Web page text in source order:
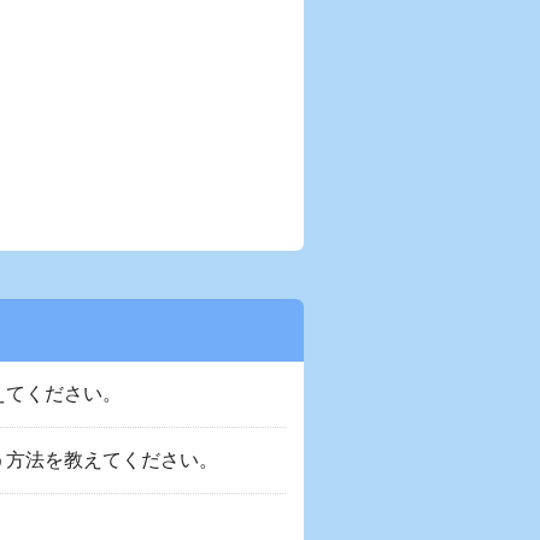
ください。
法を教えてください。